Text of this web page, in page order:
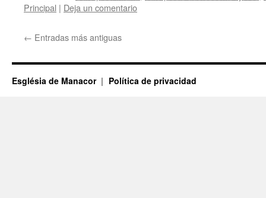
Principal | Deja un comentario
← Entradas más antiguas
Església de Manacor Política de privacidad